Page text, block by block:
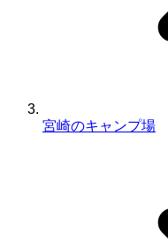
宮崎のキャンプ場